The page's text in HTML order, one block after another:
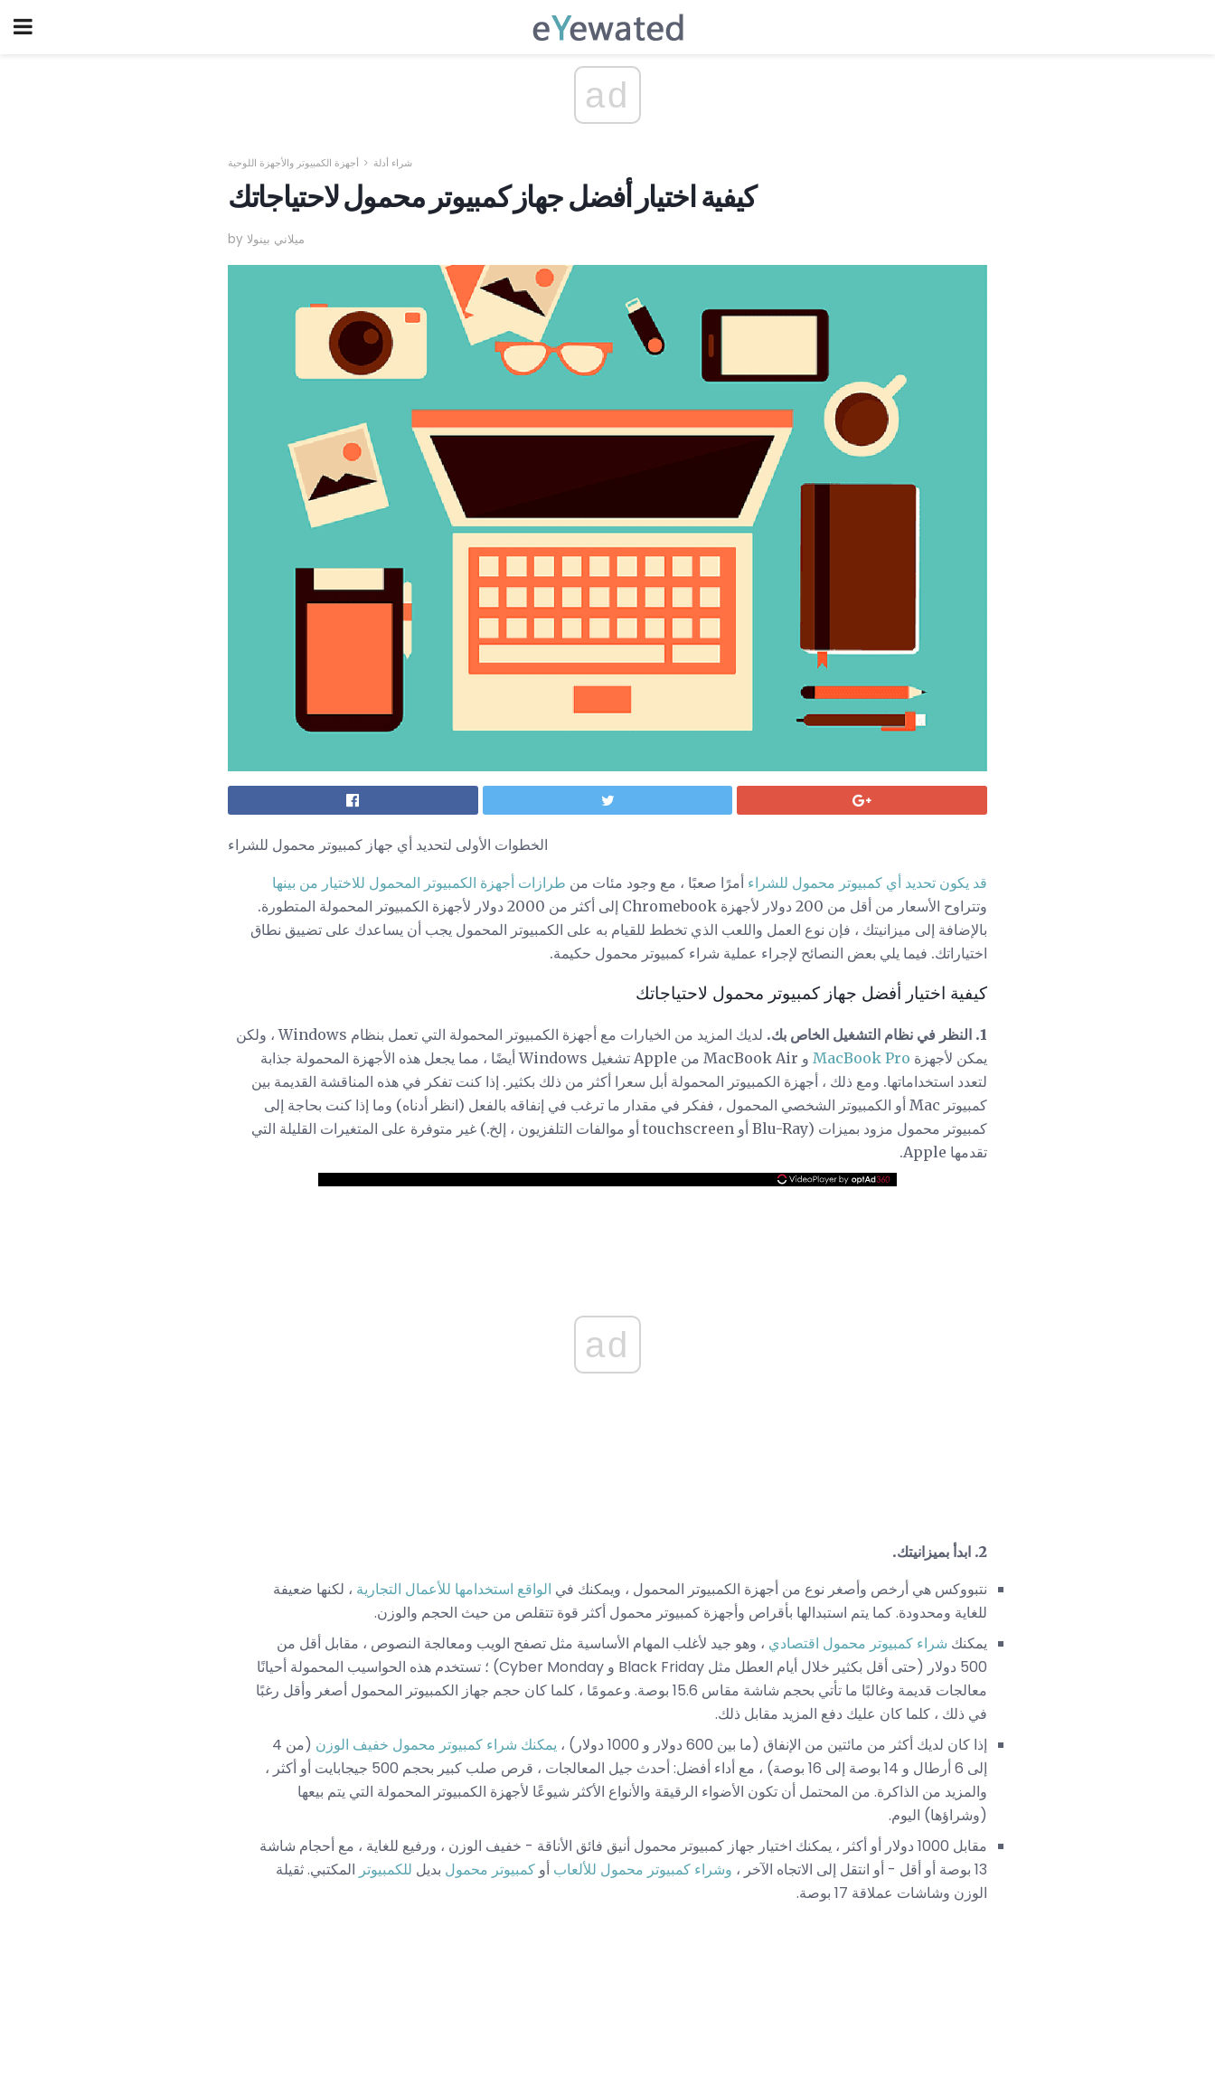
ad
شراء أدلة أجهزة الكمبيوتر والأجهزة اللوحية
كيفية اختيار أفضل جهاز كمبيوتر محمول لاحتياجاتك
by ميلاني بينولا
الخطوات الأولى لتحديد أي جهاز كمبيوتر محمول للشراء
قد يكون تحديد أي كمبيوتر محمول للشراء أمرًا صعبًا ، مع وجود مئات من طرازات أجهزة الكمبيوتر المحمول للاختيار من بينها
وتتراوح الأسعار من أقل من 200 دولار لأجهزة Chromebook إلى أكثر من 2000 دولار لأجهزة الكمبيوتر المحمولة المتطورة.
بالإضافة إلى ميزانيتك ، فإن نوع العمل واللعب الذي تخطط للقيام به على الكمبيوتر المحمول يجب أن يساعدك على تضييق نطاق
اختياراتك. فيما يلي بعض النصائح لإجراء عملية شراء كمبيوتر محمول حكيمة.
كيفية اختيار أفضل جهاز كمبيوتر محمول لاحتياجاتك
1. النظر في نظام التشغيل الخاص بك.
لديك المزيد من الخيارات مع أجهزة الكمبيوتر المحمولة التي تعمل بنظام Windows ، ولكن
يمكن لأجهزة MacBook Pro
و MacBook Air من Apple تشغيل Windows أيضًا ، مما يجعل هذه الأجهزة المحمولة جذابة
لتعدد استخداماتها. ومع ذلك ، أجهزة الكمبيوتر المحمولة أبل سعرا أكثر من ذلك بكثير. إذا كنت تفكر في هذه المناقشة القديمة بين
كمبيوتر Mac أو الكمبيوتر الشخصي المحمول ، ففكر في مقدار ما ترغب في إنفاقه بالفعل (انظر أدناه) وما إذا كنت بحاجة إلى
كمبيوتر محمول مزود بميزات (Blu-Ray أو touchscreen أو موالفات التلفزيون ، إلخ.) غير متوفرة على المتغيرات القليلة التي
تقدمها Apple.
ad
2. ابدأ بميزانيتك.
نتبووكس هي أرخص وأصغر نوع من أجهزة الكمبيوتر المحمول ، ويمكنك في الواقع استخدامها للأعمال التجارية ، لكنها ضعيفة
للغاية ومحدودة. كما يتم استبدالها بأقراص وأجهزة كمبيوتر محمول أكثر قوة تتقلص من حيث الحجم والوزن.
يمكنك شراء كمبيوتر محمول اقتصادي ، وهو جيد لأغلب المهام الأساسية مثل تصفح الويب ومعالجة النصوص ، مقابل أقل من
500 دولار (حتى أقل بكثير خلال أيام العطل مثل Black Friday و Cyber ​​Monday) ؛ تستخدم هذه الحواسيب المحمولة أحيانًا
معالجات قديمة وغالبًا ما تأتي بحجم شاشة مقاس 15.6 بوصة. وعمومًا ، كلما كان حجم جهاز الكمبيوتر المحمول أصغر وأقل رغبًا
في ذلك ، كلما كان عليك دفع المزيد مقابل ذلك.
إذا كان لديك أكثر من مائتين من الإنفاق (ما بين 600 دولار و 1000 دولار) ،
يمكنك شراء كمبيوتر محمول خفيف الوزن
(من 4
إلى 6 أرطال و 14 بوصة إلى 16 بوصة) ، مع أداء أفضل: أحدث جيل المعالجات ، قرص صلب كبير بحجم 500 جيجابايت أو أكثر ،
والمزيد من الذاكرة. من المحتمل أن تكون الأضواء الرقيقة والأنواع الأكثر شيوعًا لأجهزة الكمبيوتر المحمولة التي يتم بيعها
(وشراؤها) اليوم.
مقابل 1000 دولار أو أكثر ، يمكنك اختيار جهاز كمبيوتر محمول أنيق فائق الأناقة - خفيف الوزن ، ورفيع للغاية ، مع أحجام شاشة
13 بوصة أو أقل - أو انتقل إلى الاتجاه الآخر ،
وشراء كمبيوتر محمول للألعاب أو كمبيوتر محمول بديل للكمبيوتر المكتبي. ثقيلة
الوزن وشاشات عملاقة 17 بوصة.